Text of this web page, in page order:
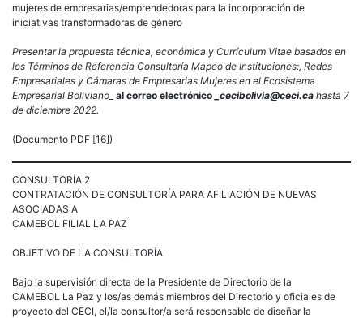
mujeres de empresarias/emprendedoras para la incorporación de
iniciativas transformadoras de género
Presentar la propuesta técnica, económica y Currículum Vitae basados en
los Términos de Referencia Consultoría Mapeo de Instituciones:, Redes
Empresariales y Cámaras de Empresarias Mujeres en el Ecosistema
Empresarial Boliviano_ al correo electrónico _cecibolivia@ceci.ca hasta 7
de diciembre 2022.
(Documento PDF [16])
CONSULTORÍA 2
CONTRATACIÓN DE CONSULTORÍA PARA AFILIACIÓN DE NUEVAS
ASOCIADAS A
CAMEBOL FILIAL LA PAZ
OBJETIVO DE LA CONSULTORÍA
Bajo la supervisión directa de la Presidente de Directorio de la
CAMEBOL La Paz y los/as demás miembros del Directorio y oficiales de
proyecto del CECI, el/la consultor/a será responsable de diseñar la